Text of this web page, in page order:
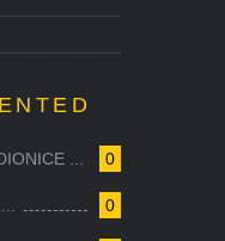
0
...
0